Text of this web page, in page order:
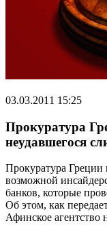
03.03.2011 15:25
Прокуратура
неудавшегося
Прокуратура Греции
возможной
банков, которые
Об этом, как
Афинское агентство